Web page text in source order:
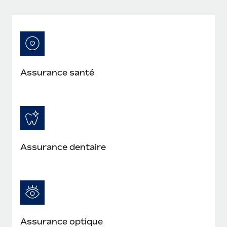
Assurance santé
Assurance dentaire
Assurance optique